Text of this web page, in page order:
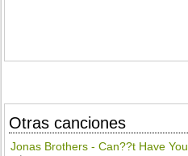
Otras canciones
Jonas Brothers - Can??t Have You